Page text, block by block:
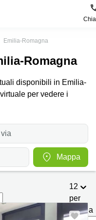
Emilia-Romagna
Romagna
disponibili in Emilia-
per vedere i
Mappa
12
per
pagina